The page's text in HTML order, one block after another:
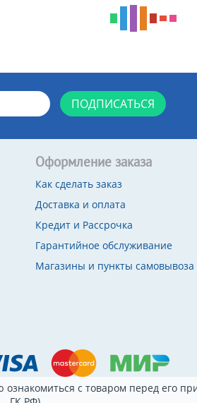
ПОДПИСАТЬСЯ
Оформление заказа
Как сделать заказ
Доставка и оплата
Кредит и Рассрочка
Гарантийное обслуживание
Магазины и пункты самовывоза
с товаром перед его